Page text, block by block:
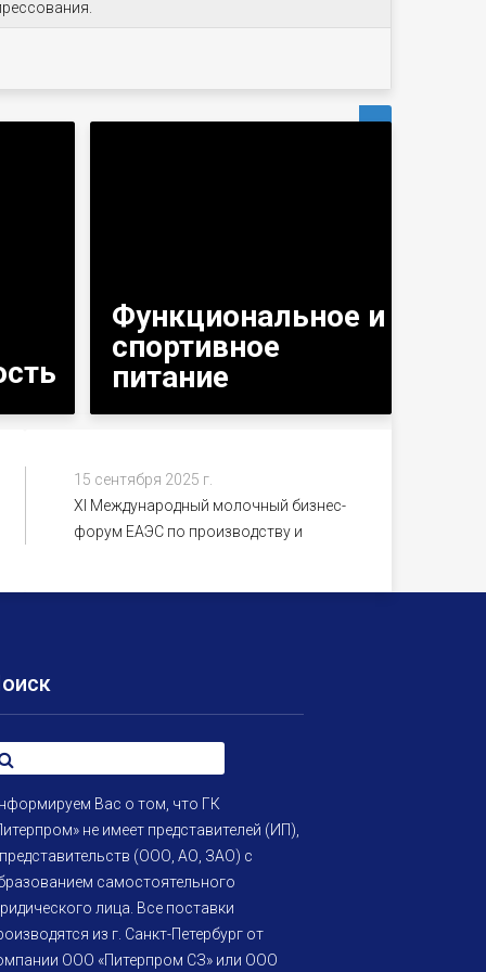
Функциональное и
спортивное
питание
15 сентября 2025 г.
XI Международный молочный бизнес-
форум ЕАЭС по производству и
Вас о том, что ГК
не имеет представителей (ИП),
(ООО, АО, ЗАО) с
самостоятельного
лица. Все поставки
из г. Санкт-Петербург от
ООО «Питерпром СЗ» или ООО